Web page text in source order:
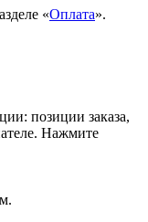
«Оплата».
позиции заказа,
Нажмите